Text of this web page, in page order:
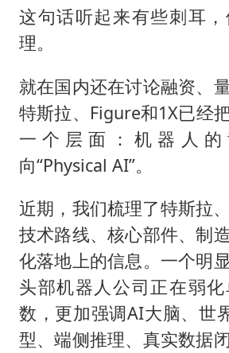
百花奖开幕
夯实基础开
这句话听起来有些刺耳
理。
就在国内还在讨论融资、
特斯拉、Figure和1X已经
一个层面：机器人
向“Physical AI”。
近期，我们梳理了特斯拉
技术路线、核心部件、制
化落地上的信息。一个明
头部机器人公司正在弱
数，更加强调AI大脑、世
型、端侧推理、真实数据